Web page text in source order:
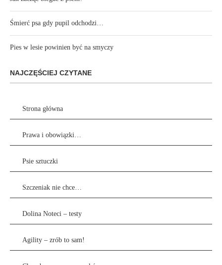
Śmierć psa gdy pupil odchodzi…
Pies w lesie powinien być na smyczy
NAJCZĘŚCIEJ CZYTANE
Strona główna
Prawa i obowiązki…
Psie sztuczki
Szczeniak nie chce…
Dolina Noteci – testy
Agility – zrób to sam!